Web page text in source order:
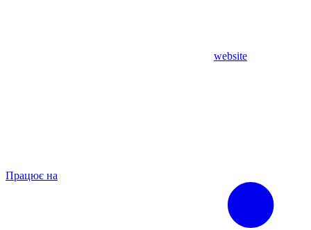
website
Працює на